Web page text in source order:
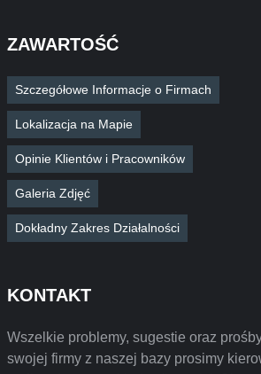
ZAWARTOŚĆ
Szczegółowe Informacje o Firmach
Lokalizacja na Mapie
Opinie Klientów i Pracowników
Galeria Zdjęć
Dokładny Zakres Działalności
KONTAKT
Wszelkie problemy, sugestie oraz
swojej firmy z naszej bazy prosimy